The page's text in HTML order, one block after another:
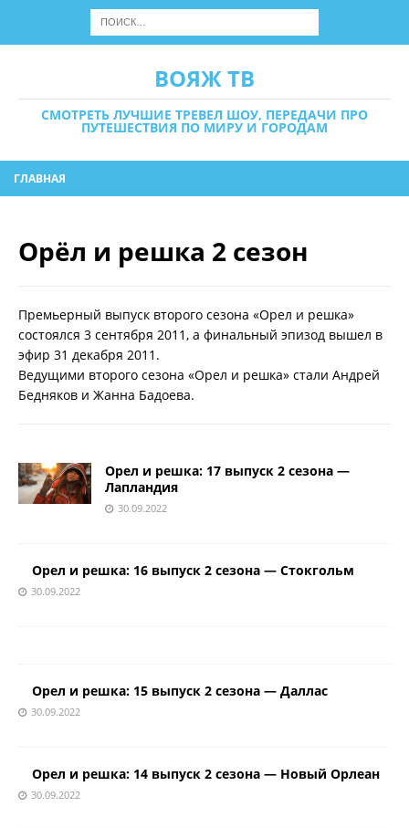
ВОЯЖ ТВ
СМОТРЕТЬ ЛУЧШИЕ ТРЕВЕЛ ШОУ, ПЕРЕДАЧИ ПРО
ПУТЕШЕСТВИЯ ПО МИРУ И ГОРОДАМ
ГЛАВНАЯ
Орёл и решка 2 сезон
Премьерный выпуск второго сезона «Орел и решка»
состоялся 3 сентября 2011, а финальный эпизод вышел в
эфир 31 декабря 2011.
Ведущими второго сезона «Орел и решка» стали Андрей
Бедняков и Жанна Бадоева.
Орел и решка: 17 выпуск 2 сезона —
Лапландия
30.09.2022
Орел и решка: 16 выпуск 2 сезона — Стокгольм
30.09.2022
Орел и решка: 15 выпуск 2 сезона — Даллас
30.09.2022
Орел и решка: 14 выпуск 2 сезона — Новый Орлеан
30.09.2022